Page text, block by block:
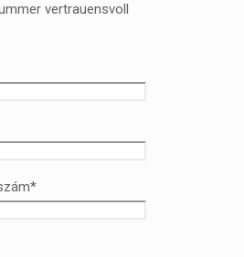
vertrauensvoll